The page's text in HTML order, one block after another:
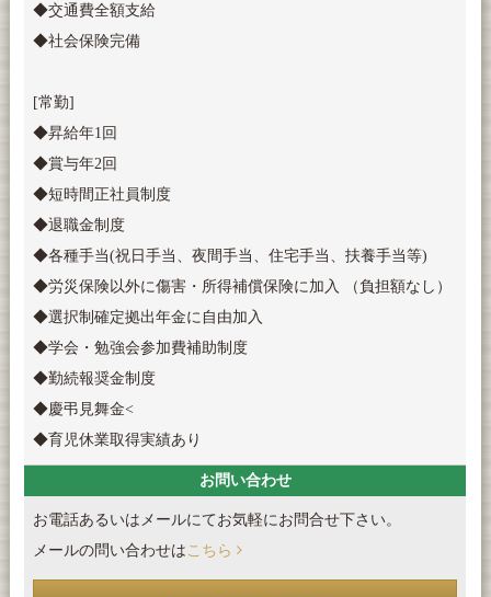
◆交通費全額支給
◆社会保険完備
[常勤]
◆昇給年1回
◆賞与年2回
◆短時間正社員制度
◆退職金制度
◆各種手当(祝日手当、夜間手当、住宅手当、扶養手当等)
◆労災保険以外に傷害・所得補償保険に加入 （負担額なし）
◆選択制確定拠出年金に自由加入
◆学会・勉強会参加費補助制度
◆勤続報奨金制度
◆慶弔見舞金<
◆育児休業取得実績あり
お問い合わせ
お電話あるいはメールにてお気軽にお問合せ下さい。
メールの問い合わせは こちら